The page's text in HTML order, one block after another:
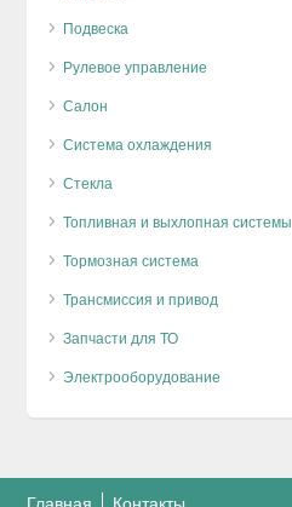
Подвеска
Рулевое управление
Салон
Система охлаждения
Стекла
Топливная и выхлопная системы
Тормозная система
Трансмиссия и привод
Запчасти для ТО
Электрооборудование
Главная Контакты